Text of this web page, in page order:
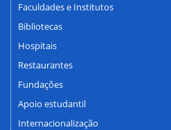
Faculdades e Institutos
Bibliotecas
Hospitais
Restaurantes
Fundações
Apoio estudantil
Internacionalização